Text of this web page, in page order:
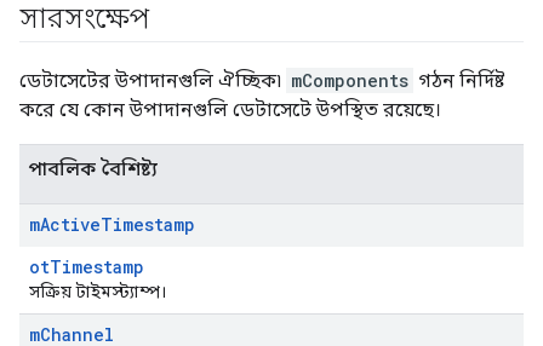
সারসংক্ষেপ
ডেটাসেটের উপাদানগুলি ঐচ্ছিক৷ mComponents গঠন নির্দিষ্ট
করে যে কোন উপাদানগুলি ডেটাসেটে উপস্থিত রয়েছে।
পাবলিক বৈশিষ্ট্য
mActiveTimestamp
otTimestamp
সক্রিয় টাইমস্ট্যাম্প।
mChannel